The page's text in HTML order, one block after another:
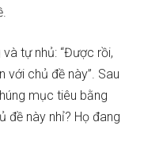
tự nhủ: “Được rồi,
chủ đề này”. Sau
mục tiêu bằng
đề này nhỉ? Họ đang